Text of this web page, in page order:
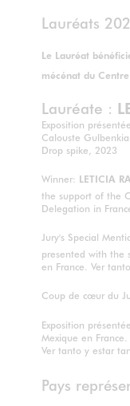
Lauréats
Le Lauréat
mécénat du
Lauréate :
Exposition
Calouste
Drop spike, 2023
Winner: LETICIA
the support of the
Delegation in
Jury's Special
presented with the
en France. Ver
Coup de cœur du
Exposition
Mexique en France.
Ver tanto y estar
Pays